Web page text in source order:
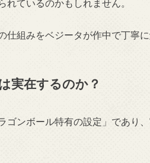
れているのかもしれません。
仕組みをベジータが作中で丁寧
実在するのか？
ゴンボール特有の設定」であり